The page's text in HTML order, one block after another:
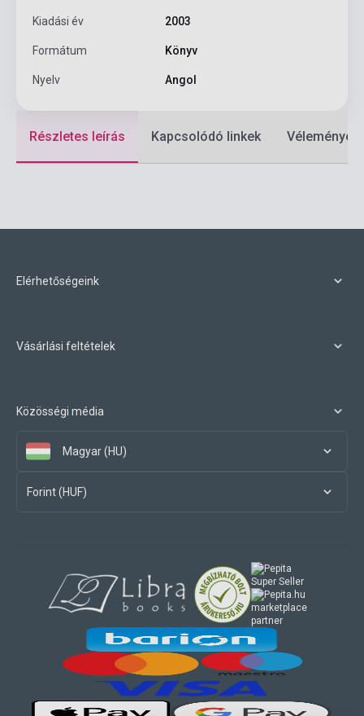
Kiadási év 2003
Formátum Könyv
Nyelv Angol
Részletes leírás Kapcsolódó linkek Vélemények
Elérhetőségeink
Vásárlási feltételek
Közösségi média
Magyar (HU)
Forint (HUF)
marketplace
partner